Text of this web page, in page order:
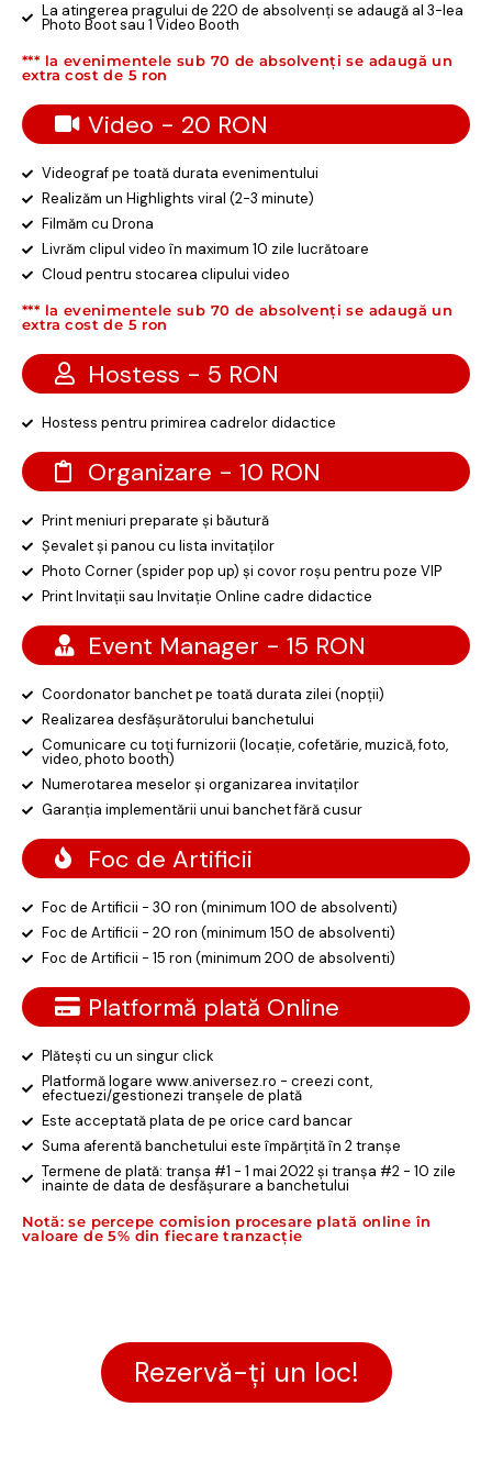
La atingerea pragului de 220 de absolvenți se adaugă al 3-lea
Photo Boot sau 1 Video Booth
*** la evenimentele sub 70 de absolvenți se adaugă un
extra cost de 5 ron
Video - 20 RON
Videograf pe toată durata evenimentului
Realizăm un Highlights viral (2-3 minute)
Filmăm cu Drona
Livrăm clipul video în maximum 10 zile lucrătoare
Cloud pentru stocarea clipului video
*** la evenimentele sub 70 de absolvenți se adaugă un
extra cost de 5 ron
Hostess - 5 RON
Hostess pentru primirea cadrelor didactice
Organizare - 10 RON
Print meniuri preparate și băutură
Șevalet și panou cu lista invitaților
Photo Corner (spider pop up) și covor roșu pentru poze VIP
Print Invitații sau Invitație Online cadre didactice
Event Manager - 15 RON
Coordonator banchet pe toată durata zilei (nopții)
Realizarea desfășurătorului banchetului
Comunicare cu toți furnizorii (locație, cofetărie, muzică, foto,
video, photo booth)
Numerotarea meselor și organizarea invitaților
Garanția implementării unui banchet fără cusur
Foc de Artificii
Foc de Artificii - 30 ron (minimum 100 de absolventi)
Foc de Artificii - 20 ron (minimum 150 de absolventi)
Foc de Artificii - 15 ron (minimum 200 de absolventi)
Platformă plată Online
Plătești cu un singur click
Platformă logare www.aniversez.ro - creezi cont,
efectuezi/gestionezi tranșele de plată
Este acceptată plata de pe orice card bancar
Suma aferentă banchetului este împărțită în 2 tranșe
Termene de plată: tranșa #1 - 1 mai 2022 și tranșa #2 - 10 zile
inainte de data de desfășurare a banchetului
Notă: se percepe comision procesare plată online în
valoare de 5% din fiecare tranzacție
Rezervă-ți un loc!